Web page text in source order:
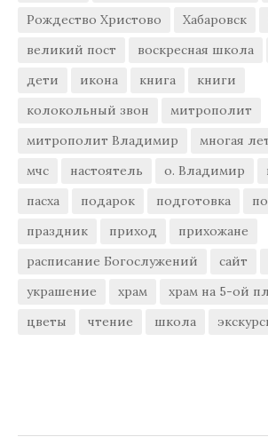
Рождество Христово
Хабаровск
великий пост
воскресная школа
дети
икона книга
книги
колокольный звон
митрополит
митрополит Владимир
многая
мчс
настоятель о. Владимир
пасха
подарок подготовка
праздник
приход
прихожане
расписание Богослужений
сайт
украшение
храм
храм на 5-ой
цветы
чтение школа